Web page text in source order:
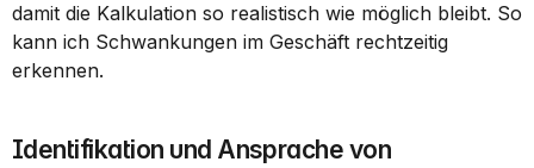
damit die Kalkulation so realistisch wie möglich bleibt. So
kann ich Schwankungen im Geschäft rechtzeitig
erkennen.
Identifikation und Ansprache von